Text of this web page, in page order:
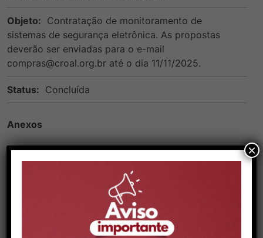
Objeto: Contratação de monitoramento de
sistemas de segurança eletrônica. As propostas
deverão ser enviadas para o e-mail
compras@croal.org.br até o dia 11/11/2025.
Status: Concluída
Anexos
02-TERMO-DE-REFERENCIA-Seguranca-
VOLTAR
×